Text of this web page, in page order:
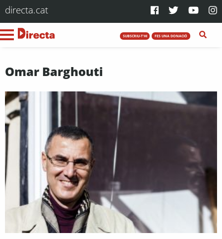
directa.cat
SUBSCRIU-T'HI FES UNA DONACIÓ
Omar Barghouti